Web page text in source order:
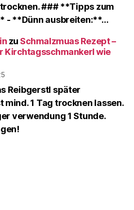
### **Tipps zum
- **Dünn ausbreiten:**…
zu Schmalzmuas Rezept –
Kirchtagsschmankerl wie
Reibgerstl später
mind. 1 Tag trocknen lassen.
verwendung 1 Stunde.